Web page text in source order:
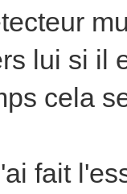
lui si il
cela
fait